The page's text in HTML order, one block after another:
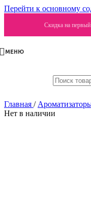
Перейти к основному
Скидка на
МЕНЮ
Главная /
Нет в наличии